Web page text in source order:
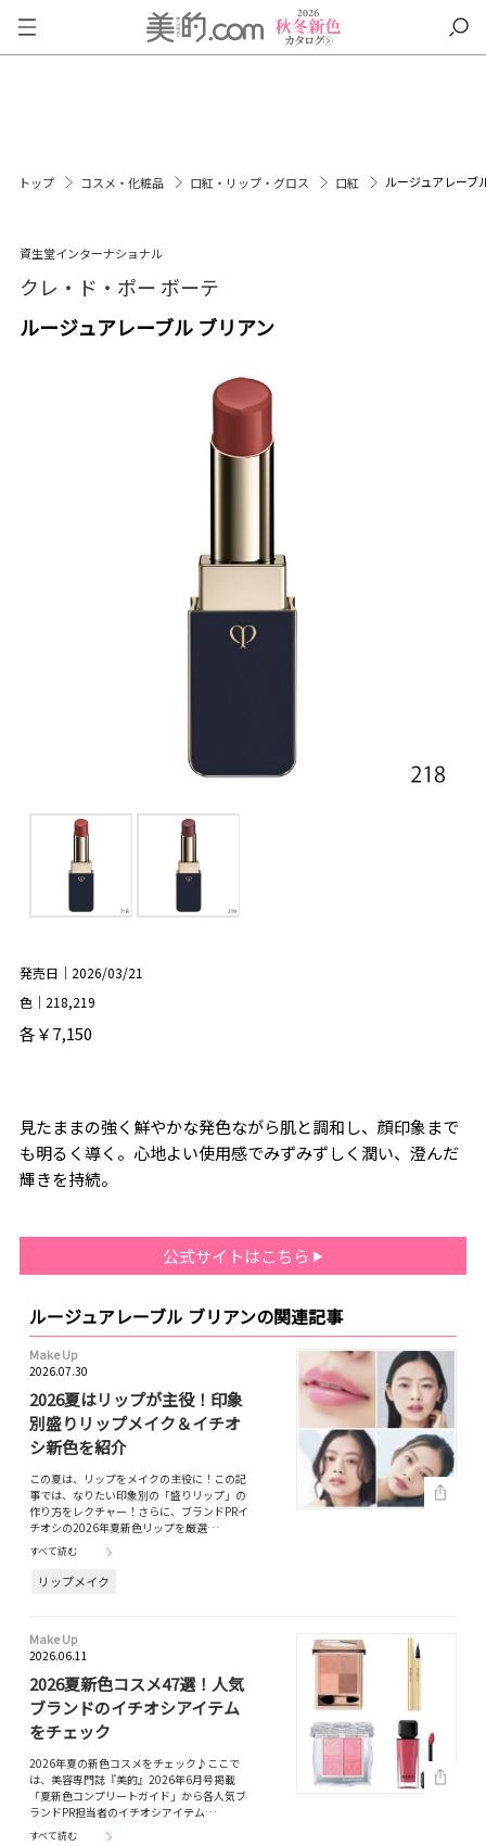
トップ コスメ・化粧品 口紅・リップ・グロス 口紅 ルージュアレーブ
資生堂インターナショナル
クレ・ド・ポー ボーテ
ルージュアレーブル ブリアン
発売日｜2026/03/21
色｜218,219
各￥7,150
見たままの強く鮮やかな発色ながら肌と調和し、顔印象まで
も明るく導く。心地よい使用感でみずみずしく潤い、澄んだ
輝きを持続。
公式サイトはこちら
ルージュアレーブル ブリアンの関連記事
Make Up
2026.07.30
2026夏はリップが主役！印象
別盛りリップメイク＆イチオ
シ新色を紹介
この夏は、リップをメイクの主役に！この記
事では、なりたい印象別の「盛りリップ」の
作り方をレクチャー！さらに、ブランドPRイ
チオシの2026年夏新色リップを厳選…
すべて読む
リップメイク
Make Up
2026.06.11
2026夏新色コスメ47選！人気
ブランドのイチオシアイテム
をチェック
2026年夏の新色コスメをチェック♪ここで
は、美容専門誌『美的』2026年6月号掲載
「夏新色コンプリートガイド」から各人気ブ
ランドPR担当者のイチオシアイテム…
すべて読む